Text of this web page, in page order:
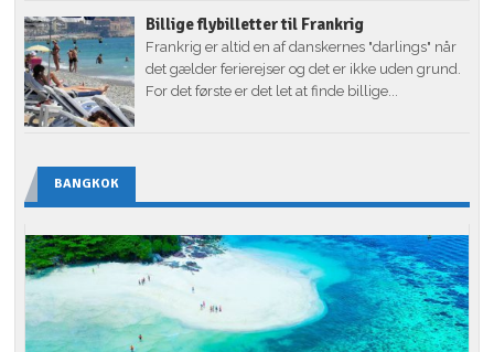
Billige flybilletter til Frankrig
Frankrig er altid en af danskernes "darlings" når
det gælder ferierejser og det er ikke uden grund.
For det første er det let at finde billige...
BANGKOK